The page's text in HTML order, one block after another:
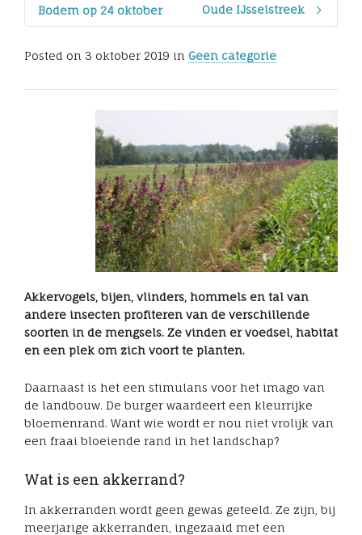
Bodem op 24 oktober
Oude IJsselstreek
Posted on 3 oktober 2019 in Geen categorie
Akkervogels, bijen, vlinders, hommels en tal van
andere insecten profiteren van de verschillende
soorten in de mengsels. Ze vinden er voedsel, habitat
en een plek om zich voort te planten.
Daarnaast is het een stimulans voor het imago van
de landbouw. De burger waardeert een kleurrijke
bloemenrand. Want wie wordt er nou niet vrolijk van
een fraai bloeiende rand in het landschap?
Wat is een akkerrand?
In akkerranden wordt geen gewas geteeld. Ze zijn, bij
meerjarige akkerranden, ingezaaid met een